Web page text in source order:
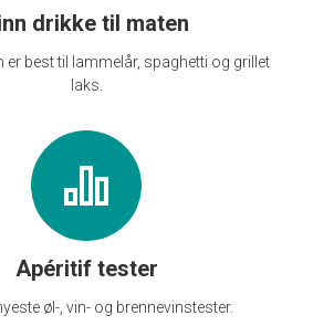
drikke til maten
er best til lammelår, spaghetti og grillet
laks.
Apéritif tester
øl-, vin- og brennevinstester.